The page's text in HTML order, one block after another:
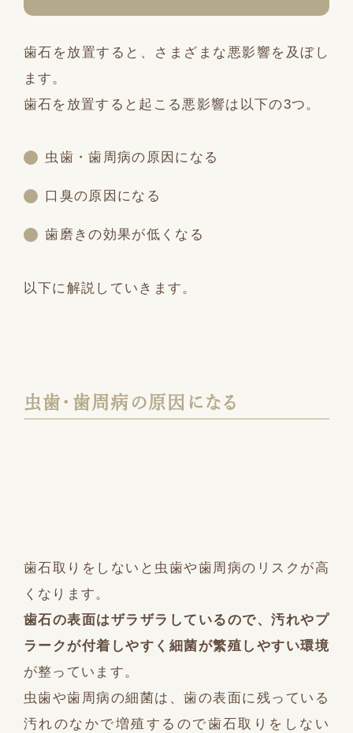
歯石を放置すると、さまざまな悪影響を及ぼし
ます。
歯石を放置すると起こる悪影響は以下の3つ。
虫歯・歯周病の原因になる
口臭の原因になる
歯磨きの効果が低くなる
以下に解説していきます。
虫歯・歯周病の原因になる
歯石取りをしないと虫歯や歯周病のリスクが高
くなります。
歯石の表面はザラザラしているので、汚れやプ
ラークが付着しやすく細菌が繁殖しやすい環境
が整っています。
虫歯や歯周病の細菌は、歯の表面に残っている
汚れのなかで増殖するので歯石取りをしない